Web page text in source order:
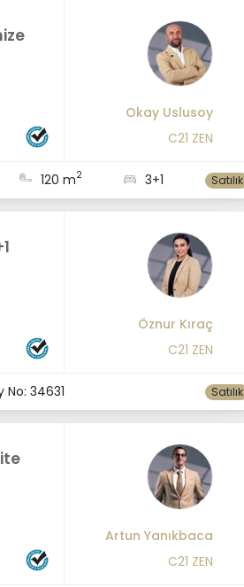
Okay Uslusoy
C21 ZEN
120 m2 3+1 Satılık
Öznur Kıraç
C21 ZEN
No: 34631 Satılık
Artun Yanıkbaca
C21 ZEN